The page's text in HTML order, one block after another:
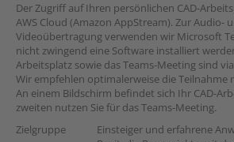
Der Zugriff auf Ihren persönlichen CAD-
AWS Cloud (Amazon AppStream). Zur Audio-
Videoübertragung verwenden wir Microsoft
nicht zwingend eine Software installiert
Arbeitsplatz sowie das Teams-Meeting sind
Wir empfehlen optimalerweise die Teilnahme
An einem Bildschirm befindet sich Ihr CAD-
zweiten nutzen Sie für das Teams-Meeting.
Zielgruppe
Einsteiger und erfahrene